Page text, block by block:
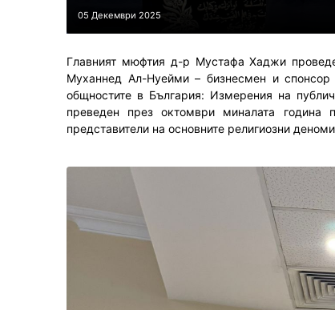
05 Декември 2025
Главният мюфтия д-р Мустафа Хаджи
Муханнед Ал-Нуейми – бизнесмен и
общностите в България: Измерения на
преведен през октомври миналата
представители на основните религиозни